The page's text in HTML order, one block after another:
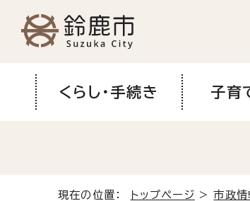
くらし・手続き 子育
現在の位置： トップページ >市政情